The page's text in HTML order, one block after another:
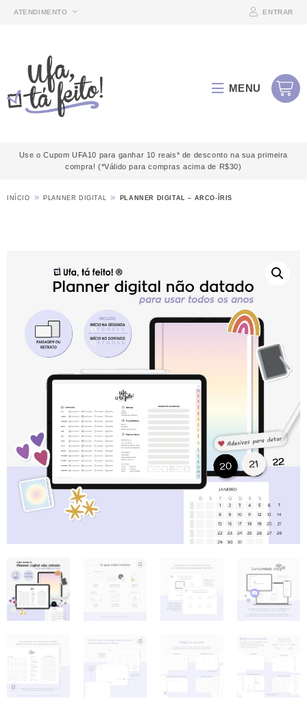
ATENDIMENTO ENTRAR
MENU
Use o Cupom UFA10 para ganhar 10 reais* de desconto na sua primeira
compra! (*Válido para compras acima de R$30)
INÍCIO PLANNER DIGITAL PLANNER DIGITAL – ARCO-ÍRIS